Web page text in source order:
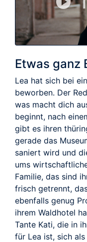
Etwas ganz
Lea hat sich bei
beworben. Der
was macht dich
beginnt, nach
gibt es ihren
gerade das
saniert wird und
ums
Familie, das sind
frisch getrennt,
ebenfalls genug
ihrem Waldhotel
Tante Kati, die in
für Lea ist, sich